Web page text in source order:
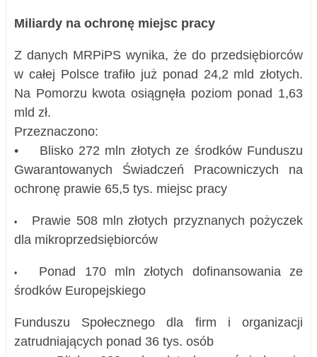
Miliardy na ochronę miejsc pracy
Z danych MRPiPS wynika, że do przedsiębiorców
w całej Polsce trafiło już ponad 24,2 mld złotych.
Na Pomorzu kwota osiągnęła poziom ponad 1,63
mld zł.
Przeznaczono:
• Blisko 272 mln złotych ze środków Funduszu
Gwarantowanych Świadczeń Pracowniczych na
ochronę prawie 65,5 tys. miejsc pracy
• Prawie 508 mln złotych przyznanych pożyczek
dla mikroprzedsiębiorców
• Ponad 170 mln złotych dofinansowania ze
środków Europejskiego
Funduszu Społecznego dla firm i organizacji
zatrudniających ponad 36 tys. osób